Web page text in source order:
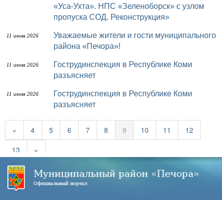
«Уса-Ухта». НПС «Зеленоборск» с узлом
пропуска СОД. Реконструкция»
11 июня 2026
Уважаемые жители и гости муниципального
района «Печора»!
11 июня 2026
Гострудинспекция в Республике Коми
разъясняет
11 июня 2026
Гострудинспекция в Республике Коми
разъясняет
« 4 5 6 7 8 9 10 11
12
13
»